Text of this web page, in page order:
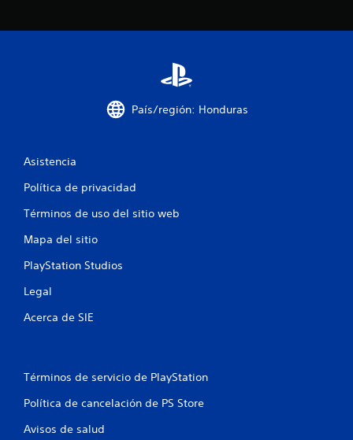
a
País/región: Honduras
Asistencia
Política de privacidad
Términos de uso del sitio web
Mapa del sitio
PlayStation Studios
Legal
Acerca de SIE
Términos de servicio de PlayStation
Política de cancelación de PS Store
Avisos de salud